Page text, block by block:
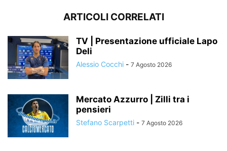
ARTICOLI CORRELATI
TV | Presentazione ufficiale Lapo
Deli
Alessio Cocchi - 7 Agosto 2026
Mercato Azzurro | Zilli tra i
pensieri
Stefano Scarpetti - 7 Agosto 2026